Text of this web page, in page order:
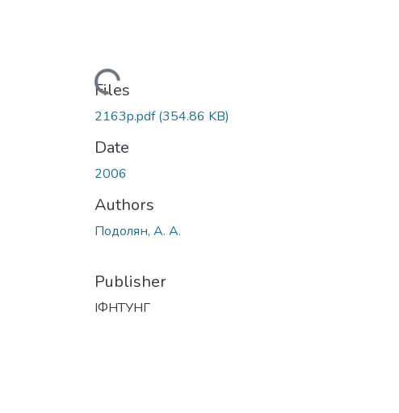
Loading...
Files
2163p.pdf(354.86 KB)
Date
2006
Authors
Подолян, А. А.
Publisher
ІФНТУНГ